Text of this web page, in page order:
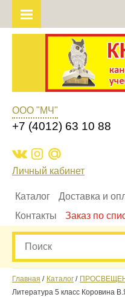
ООО "МЧ"
+7 (4012) 63 10 88
Личный кабинет
Каталог Доставка и
Контакты
Заказ по
Главная Каталог
Литература 5 класс Коровина